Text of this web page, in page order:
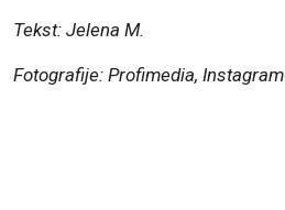
Tekst: Jelena M.
Fotografije: Profimedia, Instagram